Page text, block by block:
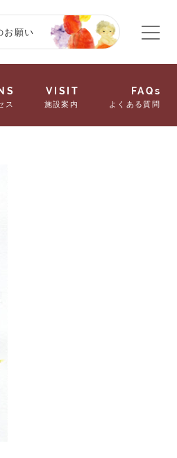
お願い
ス
VISIT
施設案内
FAQs
よくある質問